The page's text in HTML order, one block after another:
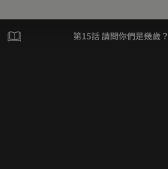
第15話 請問你們是幾歲？